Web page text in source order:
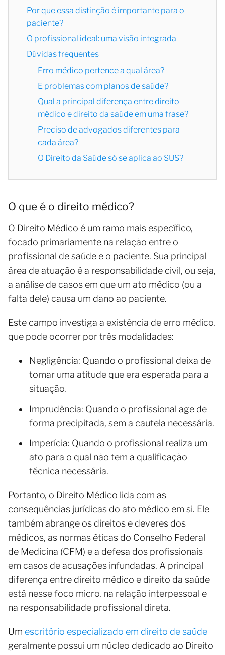
Por que essa distinção é importante para o
paciente?
O profissional ideal: uma visão integrada
Dúvidas frequentes
Erro médico pertence a qual área?
E problemas com planos de saúde?
Qual a principal diferença entre direito
médico e direito da saúde em uma frase?
Preciso de advogados diferentes para
cada área?
O Direito da Saúde só se aplica ao SUS?
O que é o direito médico?
O Direito Médico é um ramo mais específico,
focado primariamente na relação entre o
profissional de saúde e o paciente. Sua principal
área de atuação é a responsabilidade civil, ou seja,
a análise de casos em que um ato médico (ou a
falta dele) causa um dano ao paciente.
Este campo investiga a existência de erro médico,
que pode ocorrer por três modalidades:
Negligência: Quando o profissional deixa de
tomar uma atitude que era esperada para a
situação.
Imprudência: Quando o profissional age de
forma precipitada, sem a cautela necessária.
Imperícia: Quando o profissional realiza um
ato para o qual não tem a qualificação
técnica necessária.
Portanto, o Direito Médico lida com as
consequências jurídicas do ato médico em si. Ele
também abrange os direitos e deveres dos
médicos, as normas éticas do Conselho Federal
de Medicina (CFM) e a defesa dos profissionais
em casos de acusações infundadas. A principal
diferença entre direito médico e direito da saúde
está nesse foco micro, na relação interpessoal e
na responsabilidade profissional direta.
Um escritório especializado em direito de saúde
geralmente possui um núcleo dedicado ao Direito